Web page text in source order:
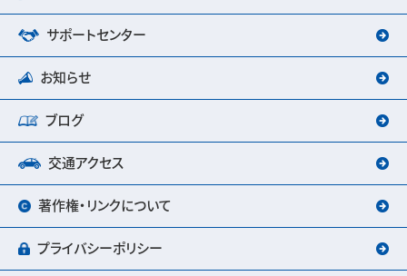
サポートセンター
お知らせ
ブログ
交通アクセス
著作権・リンクについて
プライバシーポリシー